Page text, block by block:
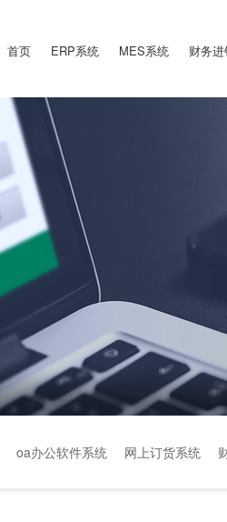
首页 ERP系统 MES系统 财务
oa办公软件系统 网上订货系统